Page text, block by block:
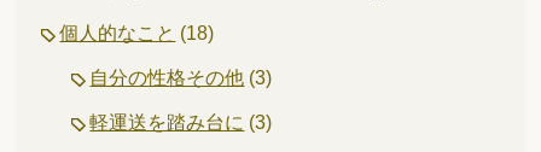
個人的なこと (18)
自分の性格その他 (3)
軽運送を踏み台に (3)